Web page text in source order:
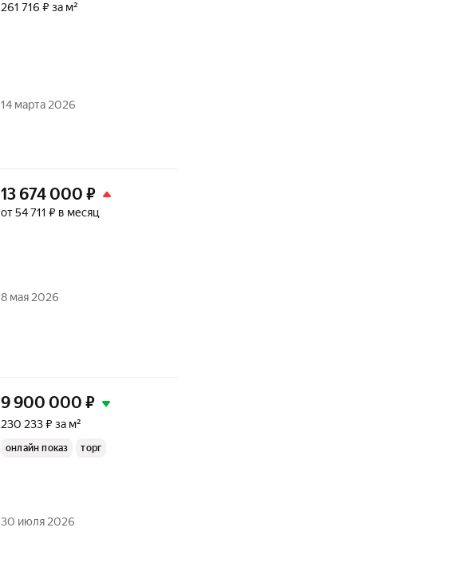
261 716 ₽ за м²
14 марта 2026
13 674 000 ₽
от 54 711 ₽ в месяц
8 мая 2026
9 900 000 ₽
230 233 ₽ за м²
онлайн показ торг
30 июля 2026